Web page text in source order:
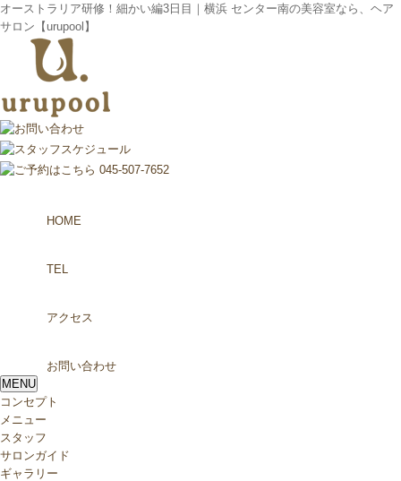
オーストラリア研修！細かい編3日目｜横浜 センター南の美容室なら、ヘア
サロン【urupool】
HOME
TEL
アクセス
お問い合わせ
MENU
コンセプト
メニュー
スタッフ
サロンガイド
ギャラリー